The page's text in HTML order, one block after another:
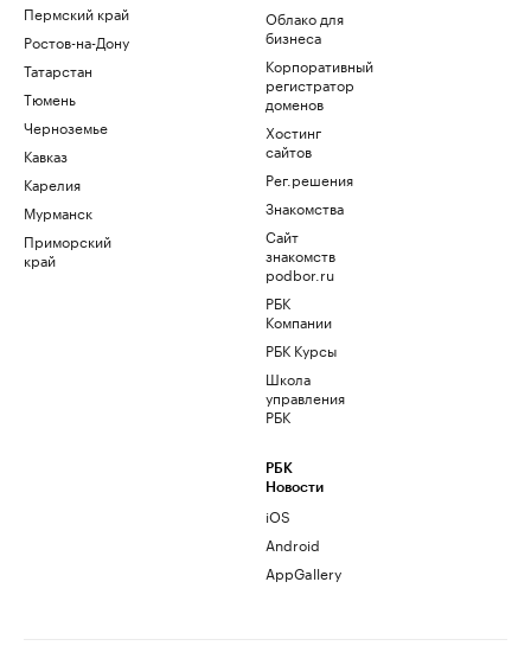
Пермский край
Ростов-на-Дону
Татарстан
Тюмень
Черноземье
Кавказ
Карелия
Мурманск
Приморский
край
Облако для
бизнеса
Корпоративный
регистратор
доменов
Хостинг
сайтов
Рег.решения
Знакомства
Сайт
знакомств
podbor.ru
РБК
Компании
РБК Курсы
Школа
управления
РБК
РБК
Новости
iOS
Android
AppGallery